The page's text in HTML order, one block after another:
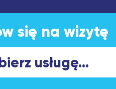
się na wizytę